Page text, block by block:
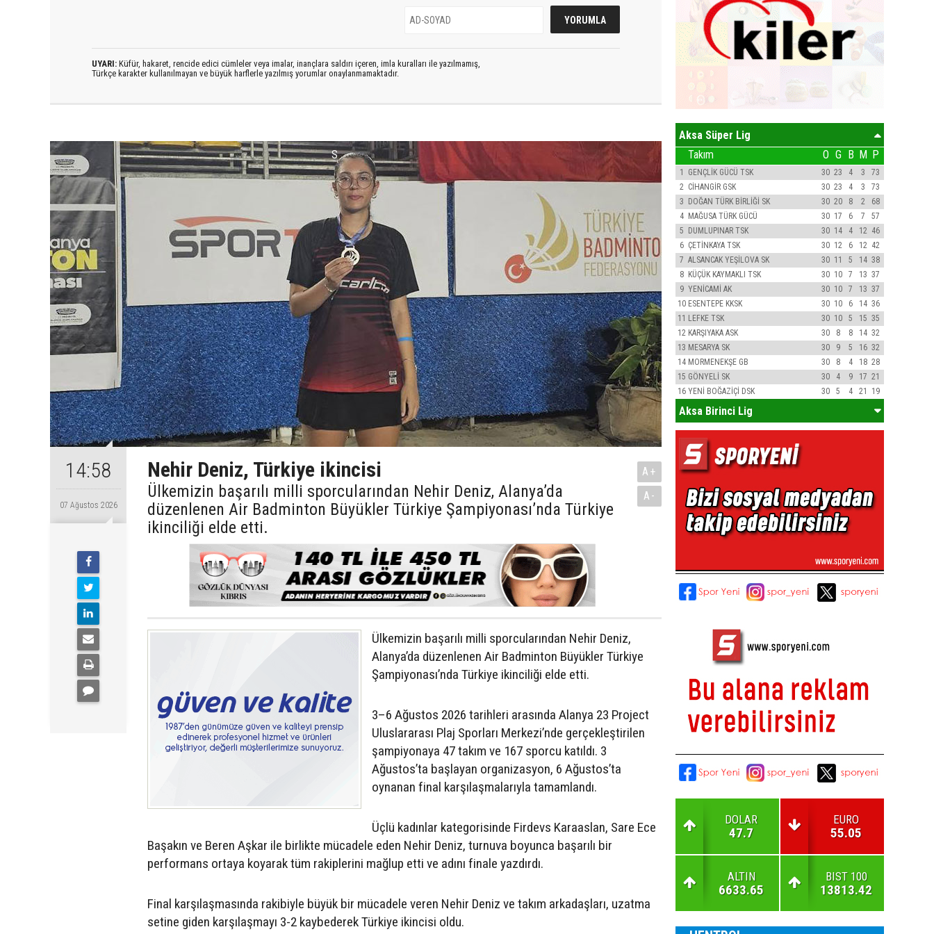
UYARI: Küfür, hakaret, rencide edici cümleler veya imalar, inançlara saldırı içeren, imla kuralları ile yazılmamış,
Türkçe karakter kullanılmayan ve büyük harflerle yazılmış yorumlar onaylanmamaktadır.
14:58
07 Ağustos 2026
Nehir Deniz, Türkiye ikincisi
Ülkemizin başarılı milli sporcularından Nehir Deniz, Alanya’da
düzenlenen Air Badminton Büyükler Türkiye Şampiyonası’nda Türkiye
ikinciliği elde etti.
A+
A-
Ülkemizin başarılı milli sporcularından Nehir Deniz,
Alanya’da düzenlenen Air Badminton Büyükler Türkiye
Şampiyonası’nda Türkiye ikinciliği elde etti.
3–6 Ağustos 2026 tarihleri arasında Alanya 23 Project
Uluslararası Plaj Sporları Merkezi’nde gerçekleştirilen
şampiyonaya 47 takım ve 167 sporcu katıldı. 3
Ağustos’ta başlayan organizasyon, 6 Ağustos’ta
oynanan final karşılaşmalarıyla tamamlandı.
Üçlü kadınlar kategorisinde Firdevs Karaaslan, Sare Ece
Başakın ve Beren Aşkar ile birlikte mücadele eden Nehir Deniz, turnuva boyunca başarılı bir
performans ortaya koyarak tüm rakiplerini mağlup etti ve adını finale yazdırdı.
Final karşılaşmasında rakibiyle büyük bir mücadele veren Nehir Deniz ve takım arkadaşları, uzatma
setine giden karşılaşmayı 3-2 kaybederek Türkiye ikincisi oldu.
Aksa Süper Lig
S
Takım O G B M P
1 GENÇLİK GÜCÜ TSK 30 23 4 3
73
2 CİHANGİR GSK 30 23 4 3
73
3 DOĞAN TÜRK BİRLİĞİ SK 30 20 8 2
68
4 MAĞUSA TÜRK GÜCÜ 30 17 6 7
57
5 DUMLUPINAR TSK 30 14 4 12 46
6 ÇETİNKAYA TSK 30 12 6 12 42
7 ALSANCAK YEŞİLOVA SK 30 11 5 14 38
8 KÜÇÜK KAYMAKLI TSK 30 10 7 13 37
9 YENİCAMİ AK 30 10 7 13 37
10 ESENTEPE KKSK 30 10 6 14 36
11 LEFKE TSK 30 10 5 15 35
12 KARŞIYAKA ASK 30 8 8 14 32
13 MESARYA SK 30 9 5 16 32
14 MORMENEKŞE GB 30 8 4 18 28
15 GÖNYELİ SK 30 4 9 17 21
16 YENİ BOĞAZİÇİ DSK 30 5 4 21 19
Aksa Birinci Lig
DOLAR
47.7
EURO
55.05
ALTIN
6633.65
BIST 100
13813.42